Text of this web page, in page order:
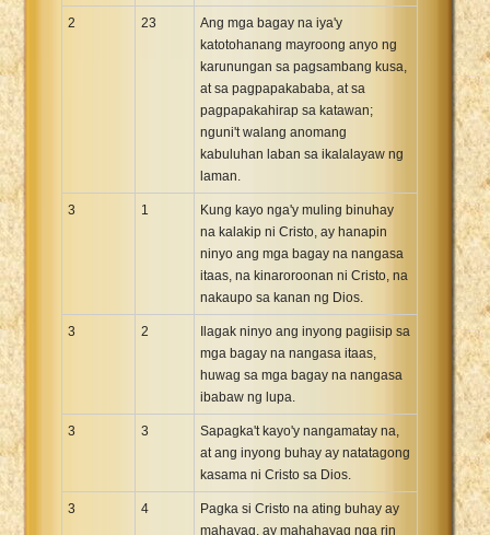
2 23
Ang mga bagay na iya'y
katotohanang mayroong anyo ng
karunungan sa pagsambang kusa,
at sa pagpapakababa, at sa
pagpapakahirap sa katawan;
nguni't walang anomang
kabuluhan laban sa ikalalayaw ng
laman.
3 1
Kung kayo nga'y muling binuhay
na kalakip ni Cristo, ay hanapin
ninyo ang mga bagay na nangasa
itaas, na kinaroroonan ni Cristo, na
nakaupo sa kanan ng Dios.
3 2
Ilagak ninyo ang inyong pagiisip sa
mga bagay na nangasa itaas,
huwag sa mga bagay na nangasa
ibabaw ng lupa.
3 3
Sapagka't kayo'y nangamatay na,
at ang inyong buhay ay natatagong
kasama ni Cristo sa Dios.
3 4
Pagka si Cristo na ating buhay ay
mahayag, ay mahahayag nga rin